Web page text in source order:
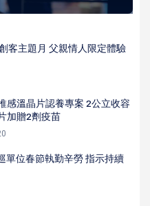
客主題月 父親情人限定體驗
感溫晶片認養專案 2公立收容
加贈2劑疫苗
單位春節執勤辛勞 指示持續